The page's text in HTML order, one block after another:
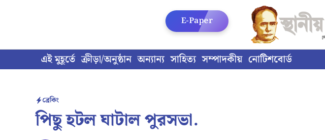
এই মুহূর্তে ক্রীড়া/অনুষ্ঠান অন্যান্য সাহিত্য সম্পাদকীয় নোটিশবোর্ড
E-Paper
ব্রেকিং
পিছু হটল ঘাটাল পুরসভা.